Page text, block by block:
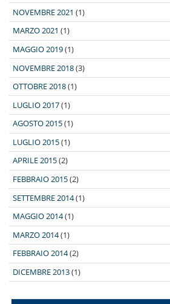
NOVEMBRE 2021 (1)
MARZO 2021 (1)
MAGGIO 2019(1)
NOVEMBRE 2018(3)
OTTOBRE 2018(1)
LUGLIO 2017(1)
AGOSTO 2015(1)
LUGLIO 2015(1)
APRILE 2015(2)
FEBBRAIO 2015(2)
SETTEMBRE 2014(1)
MAGGIO 2014(1)
MARZO 2014(1)
FEBBRAIO 2014(2)
DICEMBRE 2013(1)